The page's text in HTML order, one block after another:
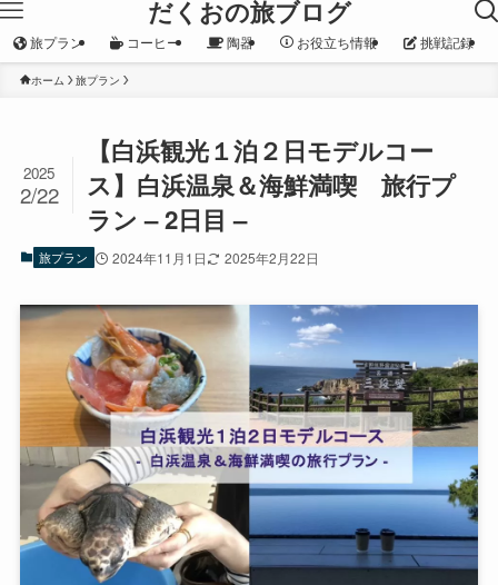
だくおの旅ブログ
旅プラン コーヒー 陶器 お役立ち情報 挑戦記録
ホーム 旅プラン
【白浜観光１泊２日モデルコー
ス】白浜温泉＆海鮮満喫 旅行プ
ラン – 2日目 –
2025
2/22
旅プラン 2024年11月1日 2025年2月22日